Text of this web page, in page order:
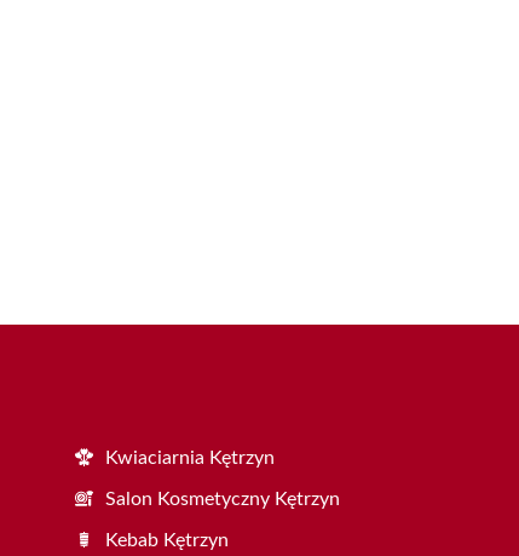
Kwiaciarnia Kętrzyn
Salon Kosmetyczny Kętrzyn
Kebab Kętrzyn